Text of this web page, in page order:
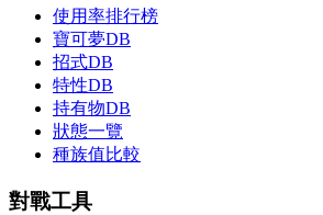
使用率排行榜
寶可夢DB
招式DB
特性DB
持有物DB
狀態一覽
種族值比較
對戰工具